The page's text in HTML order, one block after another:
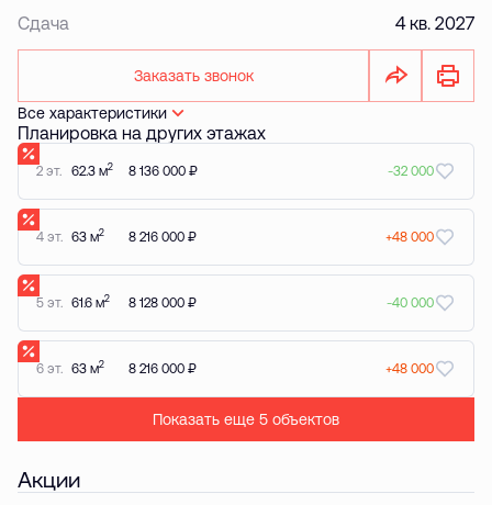
Сдача 4 кв. 2027
Заказать звонок
Все характеристики
Планировка на других этажах
2 эт. 62.3 м2 8 136 000 ₽ -32 000
4 эт. 63 м2 8 216 000 ₽ +48 000
5 эт. 61.6 м2 8 128 000 ₽ -40 000
6 эт. 63 м2 8 216 000 ₽ +48 000
Показать еще 5 объектов
Акции